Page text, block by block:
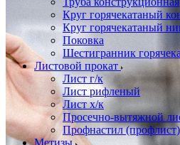
Круг горячекатаный
Круг горячекатаный
Поковка
Шестигранник
Листовой прокат
Лист г/к
Лист рифленый
Лист х/к
Просечно-вытяжной
Профнастил (профлист)
Метизы